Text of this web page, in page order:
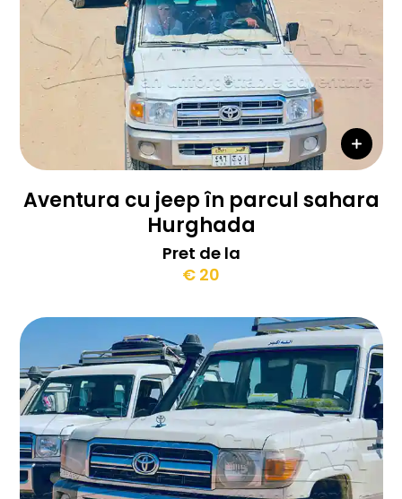
Aventura cu jeep în parcul sahara
Hurghada
Pret de la
€ 20